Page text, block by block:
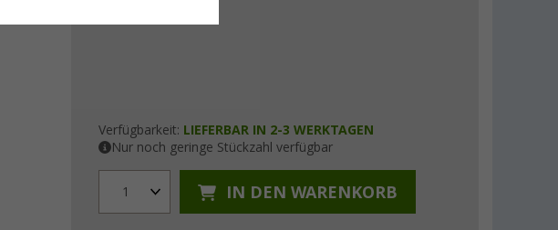
Verfügbarkeit: LIEFERBAR IN 2-3 WERKTAGEN
Nur noch geringe Stückzahl verfügbar
1 IN DEN WARENKORB